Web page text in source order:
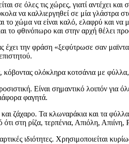
σε όλες τις χώρες, γιατί αντέχει
να καλλιεργηθεί σε μία γλάστρα
το χώμα να είναι καλό, ελαφρύ και
το φθινόπωρο και στην αρχή θέλει
την φράση «ξεφύτρωσε σαν
κόβοντας ολόκληρα κοτσάνια με
Είναι σημαντικό λοιπόν για
φαγητά.
ζάχαρο. Τα κλωναράκια και τα
στη ρίζα, τερπένια, Απιόλη,
ιδιότητες. Χρησιμοποιείται